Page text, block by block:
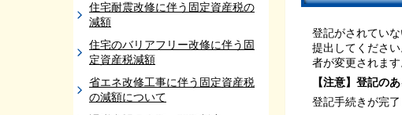
住宅耐震改修に伴う固定資産税の
減額
住宅のバリアフリー改修に伴う固
定資産税減額
省エネ改修工事に伴う固定資産税
の減額について
登記がされてい
提出してくださ
者が変更されます
【注意】 登記の
登記手続きが完